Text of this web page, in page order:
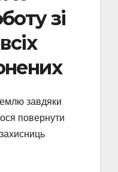
зі
завдяки
повернути